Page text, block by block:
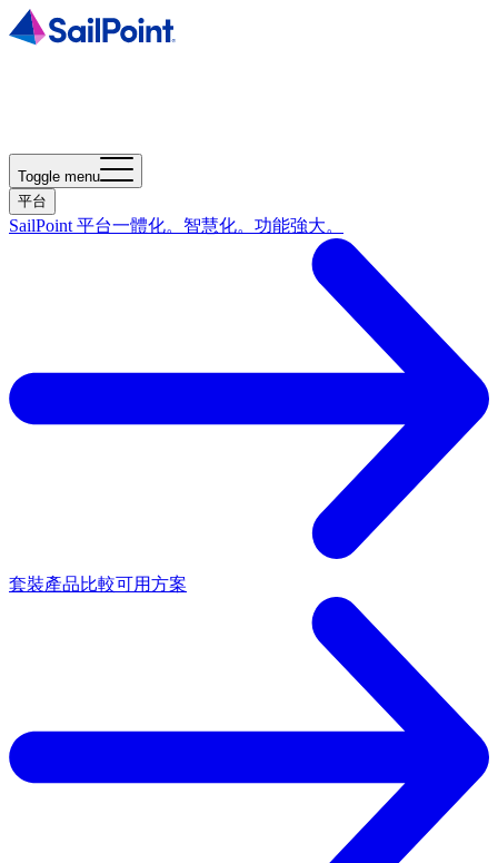
Toggle menu
平台
SailPoint 平台一體化。智慧化。功能強大。
套裝產品比較可用方案